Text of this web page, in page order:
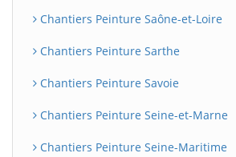
Chantiers Peinture Saône-et-Loire
Chantiers Peinture Sarthe
Chantiers Peinture Savoie
Chantiers Peinture Seine-et-Marne
Chantiers Peinture Seine-Maritime